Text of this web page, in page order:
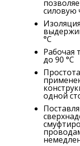
силовую
°С
Рабочая
до 90 °С
одной